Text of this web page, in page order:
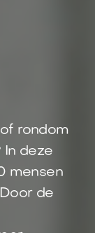
rondom
In deze
mensen
de